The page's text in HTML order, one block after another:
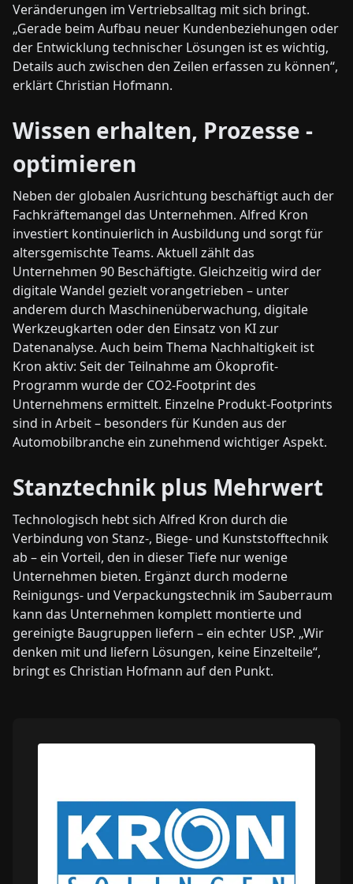
Veränderungen im Vertriebsalltag mit sich bringt.
„Gerade beim Aufbau neuer Kundenbeziehungen oder
der Entwicklung technischer Lösungen ist es wichtig,
Details auch zwischen den Zeilen erfassen zu können“,
erklärt Christian Hofmann.
Wissen erhalten, Prozesse ­
optimieren
Neben der globalen Ausrichtung beschäftigt auch der
Fachkräftemangel das Unternehmen. Alfred Kron
investiert kontinuierlich in Ausbildung und sorgt für
altersgemischte Teams. Aktuell zählt das
Unternehmen 90 Beschäftigte. Gleichzeitig wird der
digitale Wandel gezielt vorangetrieben – unter
anderem durch Maschinenüberwachung, digitale
Werkzeugkarten oder den Einsatz von KI zur
Datenanalyse. Auch beim Thema Nachhaltigkeit ist
Kron aktiv: Seit der Teilnahme am Ökoprofit-
Programm wurde der CO2-Footprint des
Unternehmens ermittelt. Einzelne Produkt-Footprints
sind in Arbeit – besonders für Kunden aus der
Automobilbranche ein zunehmend wichtiger Aspekt.
Stanztechnik plus Mehrwert
Technologisch hebt sich Alfred Kron durch die
Verbindung von Stanz-, Biege- und Kunststofftechnik
ab – ein Vorteil, den in dieser Tiefe nur wenige
Unternehmen bieten. Ergänzt durch moderne
Reinigungs- und Verpackungstechnik im Sauberraum
kann das Unternehmen komplett montierte und
gereinigte Baugruppen liefern – ein echter USP. „Wir
denken mit und liefern Lösungen, keine Einzelteile“,
bringt es Christian Hofmann auf den Punkt.